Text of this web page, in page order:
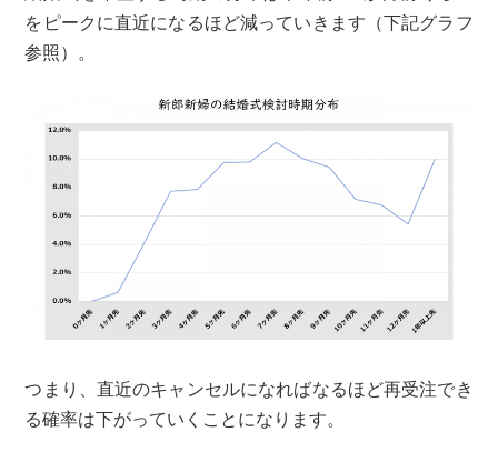
をピークに直近になるほど減っていきます（下記グラフ
参照）。
つまり、直近のキャンセルになればなるほど再受注でき
る確率は下がっていくことになります。